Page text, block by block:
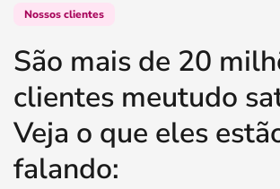
Nossos clientes
São mais de 20
clientes meutudo
Veja o que eles
falando: